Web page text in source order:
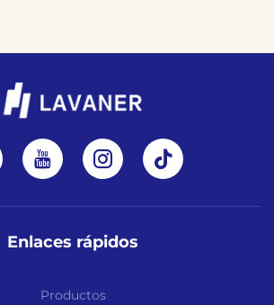
Enlaces rápidos
Productos